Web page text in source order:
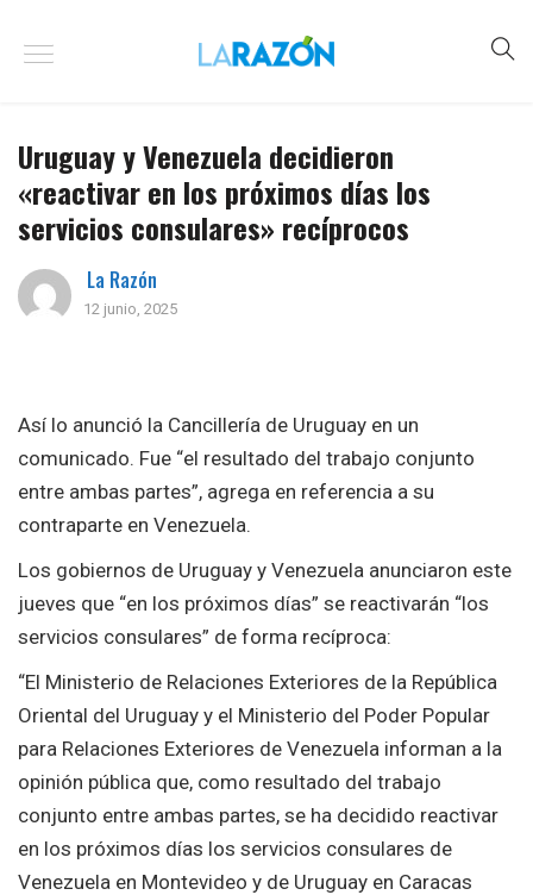
Uruguay y Venezuela decidieron
«reactivar en los próximos días los
servicios consulares» recíprocos
La Razón
12 junio, 2025
Así lo anunció la Cancillería de Uruguay en un
comunicado. Fue “el resultado del trabajo conjunto
entre ambas partes”, agrega en referencia a su
contraparte en Venezuela.
Los gobiernos de Uruguay y Venezuela anunciaron este
jueves que “en los próximos días” se reactivarán “los
servicios consulares” de forma recíproca:
“El Ministerio de Relaciones Exteriores de la República
Oriental del Uruguay y el Ministerio del Poder Popular
para Relaciones Exteriores de Venezuela informan a la
opinión pública que, como resultado del trabajo
conjunto entre ambas partes, se ha decidido reactivar
en los próximos días los servicios consulares de
Venezuela en Montevideo y de Uruguay en Caracas